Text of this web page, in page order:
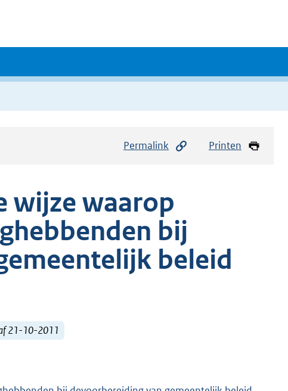
Permalink Printen
wijze waarop
bij
beleid
21-10-2011